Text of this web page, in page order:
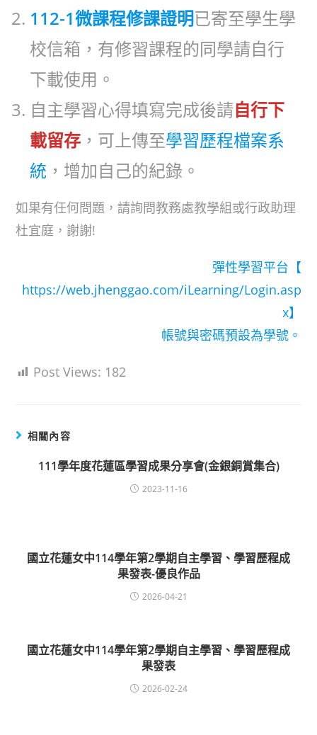
112-1微課程修課證明已寄至學生學
校信箱，有修習課程的同學請自行
下載使用。
自主學習心得填寫完成後請自行下
載留存 ，可上傳至學習歷程檔案系
統 ，增加自己的紀錄。
如果有任何問題，請詢問教務處教學組或行政助理
杜宜庭，謝謝!
彈性學習平台【
https://web.jhenggao.com/iLearning/Login.asp
x】
帳號與密碼預設為學號。
Post Views: 182
相關內容
111學年度花蓮區學習成果分享會(金銀銅賞集合)
2023-11-16
國立花蓮女中114學年第2學期自主學習、學習歷程成
果發表-優良作品
2026-04-21
國立花蓮女中114學年第2學期自主學習、學習歷程成
果發表
2026-02-24